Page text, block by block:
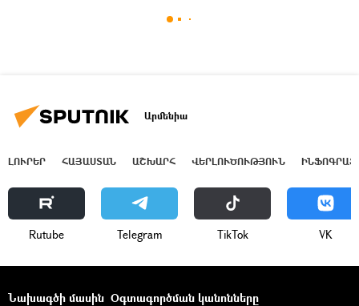
Արմենիա
ԼՈՒՐԵՐ ՀԱՅԱՍՏԱՆ ԱՇԽԱՐՀ ՎԵՐԼՈՒԾՈՒԹՅՈՒՆ
Rutube Telegram ТikТоk VK
Նախագծի մասին Օգտագործման կանոնները